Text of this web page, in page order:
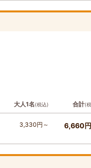
大人1名(税込) 合計(
3,330円～ 6,660